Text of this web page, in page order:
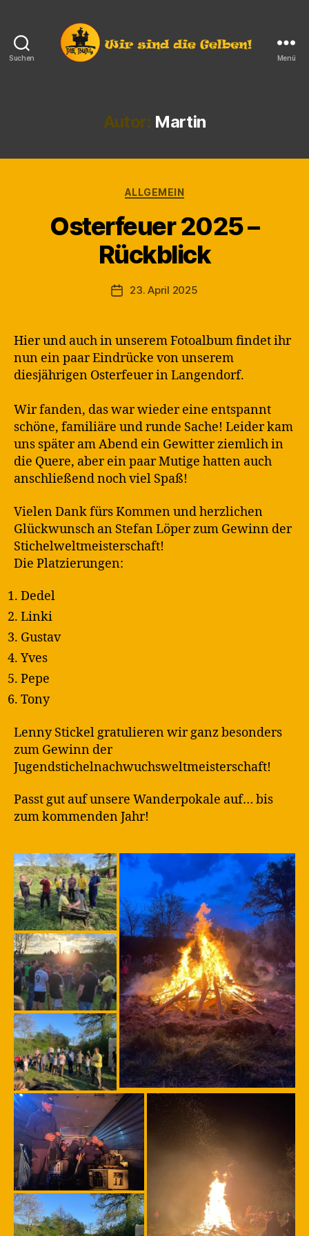
Suchen
Langendorf
Menü
Autor: Martin
Kategorien
ALLGEMEIN
Osterfeuer 2025 –
Rückblick
Beitragsautor
V
o
n
M
a
Veröffentlichungsdatum
23. April 2025
Hier und auch in unserem Fotoalbum findet ihr
nun ein paar Eindrücke von unserem
diesjährigen Osterfeuer in Langendorf.
Wir fanden, das war wieder eine entspannt
schöne, familiäre und runde Sache! Leider kam
uns später am Abend ein Gewitter ziemlich in
die Quere, aber ein paar Mutige hatten auch
anschließend noch viel Spaß!
Vielen Dank fürs Kommen und herzlichen
Glückwunsch an Stefan Löper zum Gewinn der
Stichelweltmeisterschaft!
Die Platzierungen:
Dedel
Linki
Gustav
Yves
Pepe
Tony
Lenny Stickel gratulieren wir ganz besonders
zum Gewinn der
Jugendstichelnachwuchsweltmeisterschaft!
Passt gut auf unsere Wanderpokale auf… bis
zum kommenden Jahr!